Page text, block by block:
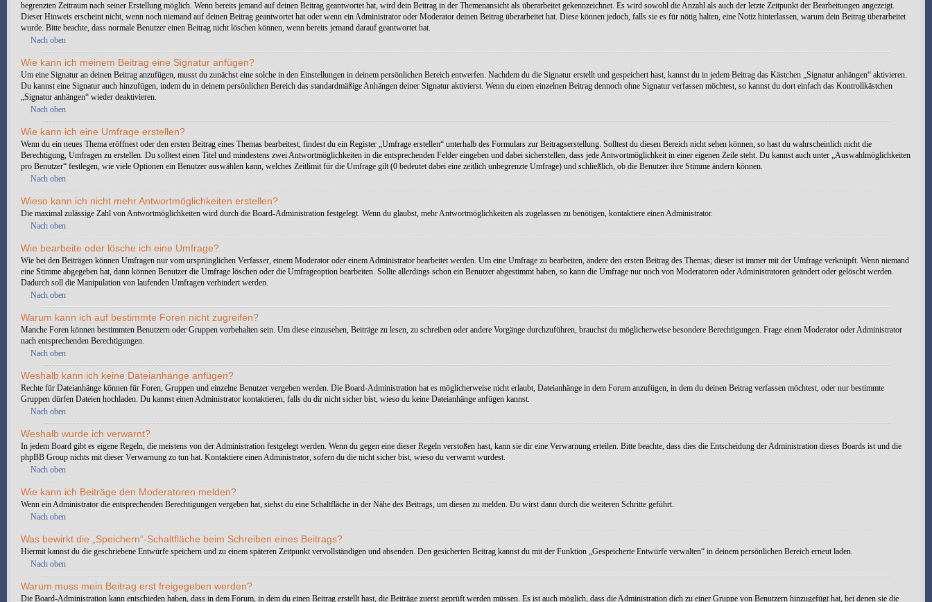
begrenzten Zeitraum nach seiner Erstellung möglich. Wenn bereits jemand auf deinen Beitrag geantwortet hat, wird dein Beitrag in der Themenansicht als überarbeitet gekennzeichnet. Es wird sowohl die Anzahl als auch der letzte Zeitpunkt der Bearbeitungen angezeigt.
Dieser Hinweis erscheint nicht, wenn noch niemand auf deinen Beitrag geantwortet hat oder wenn ein Administrator oder Moderator deinen Beitrag überarbeitet hat. Diese können jedoch, falls sie es für nötig halten, eine Notiz hinterlassen, warum dein Beitrag überarbeitet
wurde. Bitte beachte, dass normale Benutzer einen Beitrag nicht löschen können, wenn bereits jemand darauf geantwortet hat.
Nach oben
Wie kann ich meinem Beitrag eine Signatur anfügen?
Um eine Signatur an deinen Beitrag anzufügen, musst du zunächst eine solche in den Einstellungen in deinem persönlichen Bereich entwerfen. Nachdem du die Signatur erstellt und gespeichert hast, kannst du in jedem Beitrag das Kästchen „Signatur anhängen“ aktivieren.
Du kannst eine Signatur auch hinzufügen, indem du in deinem persönlichen Bereich das standardmäßige Anhängen deiner Signatur aktivierst. Wenn du einen einzelnen Beitrag dennoch ohne Signatur verfassen möchtest, so kannst du dort einfach das Kontrollkästchen
„Signatur anhängen“ wieder deaktivieren.
Nach oben
Wie kann ich eine Umfrage erstellen?
Wenn du ein neues Thema eröffnest oder den ersten Beitrag eines Themas bearbeitest, findest du ein Register „Umfrage erstellen“ unterhalb des Formulars zur Beitragserstellung. Solltest du diesen Bereich nicht sehen können, so hast du wahrscheinlich nicht die
Berechtigung, Umfragen zu erstellen. Du solltest einen Titel und mindestens zwei Antwortmöglichkeiten in die entsprechenden Felder eingeben und dabei sicherstellen, dass jede Antwortmöglichkeit in einer eigenen Zeile steht. Du kannst auch unter „Auswahlmöglichkeiten
pro Benutzer“ festlegen, wie viele Optionen ein Benutzer auswählen kann, welches Zeitlimit für die Umfrage gilt (0 bedeutet dabei eine zeitlich unbegrenzte Umfrage) und schließlich, ob die Benutzer ihre Stimme ändern können.
Nach oben
Wieso kann ich nicht mehr Antwortmöglichkeiten erstellen?
Die maximal zulässige Zahl von Antwortmöglichkeiten wird durch die Board-Administration festgelegt. Wenn du glaubst, mehr Antwortmöglichkeiten als zugelassen zu benötigen, kontaktiere einen Administrator.
Nach oben
Wie bearbeite oder lösche ich eine Umfrage?
Wie bei den Beiträgen können Umfragen nur vom ursprünglichen Verfasser, einem Moderator oder einem Administrator bearbeitet werden. Um eine Umfrage zu bearbeiten, ändere den ersten Beitrag des Themas; dieser ist immer mit der Umfrage verknüpft. Wenn niemand
eine Stimme abgegeben hat, dann können Benutzer die Umfrage löschen oder die Umfrageoption bearbeiten. Sollte allerdings schon ein Benutzer abgestimmt haben, so kann die Umfrage nur noch von Moderatoren oder Administratoren geändert oder gelöscht werden.
Dadurch soll die Manipulation von laufenden Umfragen verhindert werden.
Nach oben
Warum kann ich auf bestimmte Foren nicht zugreifen?
Manche Foren können bestimmten Benutzern oder Gruppen vorbehalten sein. Um diese einzusehen, Beiträge zu lesen, zu schreiben oder andere Vorgänge durchzuführen, brauchst du möglicherweise besondere Berechtigungen. Frage einen Moderator oder Administrator
nach entsprechenden Berechtigungen.
Nach oben
Weshalb kann ich keine Dateianhänge anfügen?
Rechte für Dateianhänge können für Foren, Gruppen und einzelne Benutzer vergeben werden. Die Board-Administration hat es möglicherweise nicht erlaubt, Dateianhänge in dem Forum anzufügen, in dem du deinen Beitrag verfassen möchtest, oder nur bestimmte
Gruppen dürfen Dateien hochladen. Du kannst einen Administrator kontaktieren, falls du dir nicht sicher bist, wieso du keine Dateianhänge anfügen kannst.
Nach oben
Weshalb wurde ich verwarnt?
In jedem Board gibt es eigene Regeln, die meistens von der Administration festgelegt werden. Wenn du gegen eine dieser Regeln verstoßen hast, kann sie dir eine Verwarnung erteilen. Bitte beachte, dass dies die Entscheidung der Administration dieses Boards ist und die
phpBB Group nichts mit dieser Verwarnung zu tun hat. Kontaktiere einen Administrator, sofern du die nicht sicher bist, wieso du verwarnt wurdest.
Nach oben
Wie kann ich Beiträge den Moderatoren melden?
Wenn ein Administrator die entsprechenden Berechtigungen vergeben hat, siehst du eine Schaltfläche in der Nähe des Beitrags, um diesen zu melden. Du wirst dann durch die weiteren Schritte geführt.
Nach oben
Was bewirkt die „Speichern“-Schaltfläche beim Schreiben eines Beitrags?
Hiermit kannst du die geschriebene Entwürfe speichern und zu einem späteren Zeitpunkt vervollständigen und absenden. Den gesicherten Beitrag kannst du mit der Funktion „Gespeicherte Entwürfe verwalten“ in deinem persönlichen Bereich erneut laden.
Nach oben
Warum muss mein Beitrag erst freigegeben werden?
Die Board-Administration kann entschieden haben, dass in dem Forum, in dem du einen Beitrag erstellt hast, die Beiträge zuerst geprüft werden müssen. Es ist auch möglich, dass die Administration dich zu einer Gruppe von Benutzern hinzugefügt hat, bei denen sie die